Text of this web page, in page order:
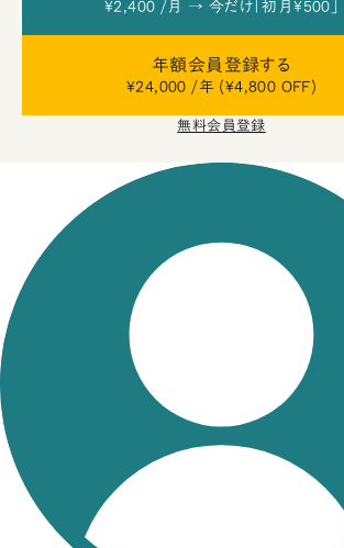
¥2,400 /月 → 今だけ「初月¥500」
年額会員登録する
¥24,000 /年 (¥4,800 OFF)
無料会員登録